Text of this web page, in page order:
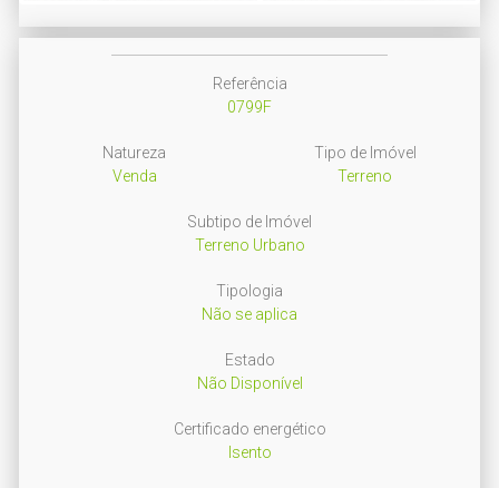
Referência
0799F
Natureza
Venda
Tipo de Imóvel
Terreno
Subtipo de Imóvel
Terreno Urbano
Tipologia
Não se aplica
Estado
Não Disponível
Certificado energético
Isento